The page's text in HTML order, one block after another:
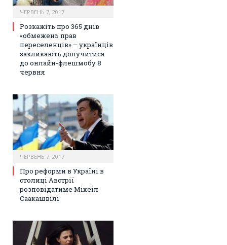
ЧЕРВЕНЬ 7, 2017
Розкажіть про 365 днів
«обмежень прав
переселенців» – українців
закликають долучитися
до онлайн-флешмобу 8
червня
ЧЕРВЕНЬ 7, 2017
Про реформи в Україні в
столиці Австрії
розповідатиме Міхеіл
Саакашвілі